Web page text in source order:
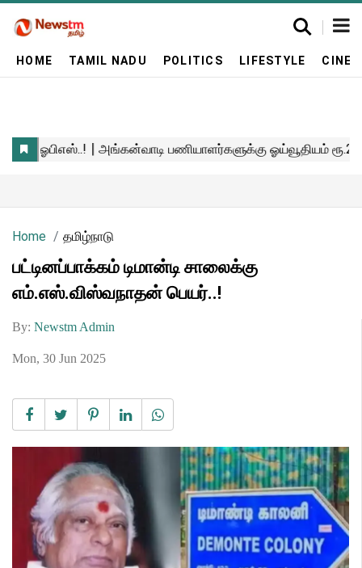
HOME TAMIL NADU POLITICS LIFESTYLE
Home தமிழ்நாடு
பட்டினப்பாக்கம் டிமான்டி சாலைக்கு
எம்.எஸ்.விஸ்வநாதன் பெயர்..!
By: Newstm Admin
Mon, 30 Jun 2025